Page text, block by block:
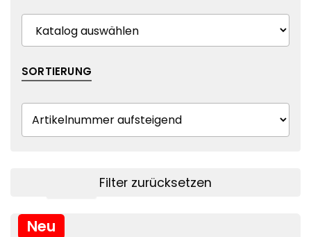
SORTIERUNG
Filter anzeigen
Filter zurücksetzen
Neu